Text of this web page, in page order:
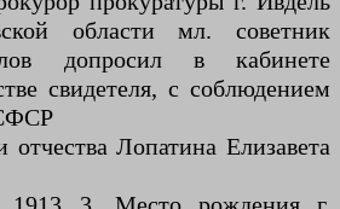
области мл. советник
допросил в кабинете
свидетеля, с соблюдением
Лопатина Елизавета